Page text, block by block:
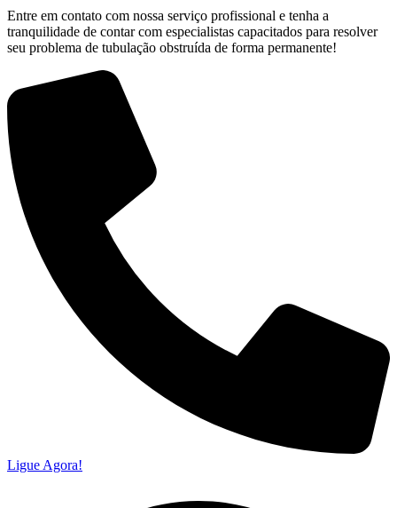
Entre em contato com nossa serviço profissional e tenha a
tranquilidade de contar com especialistas capacitados para resolver
seu problema de tubulação obstruída de forma permanente!
Ligue Agora!